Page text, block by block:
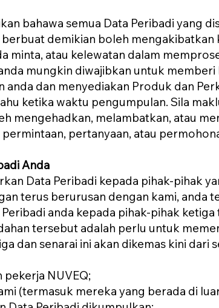
bahawa semua Data Peribadi yang
demikian boleh
minta, atau kelewatan dalam
mungkin diwajibkan untuk
anda dan menyediakan Produk dan
ketika waktu pengumpulan. Sila
mengehadkan, melambatkan, atau
pertanyaan, atau
Anda
Data Peribadi kepada pihak-pihak
terus berurusan dengan kami,
anda kepada pihak-pihak
tersebut adalah perlu untuk
dan senarai ini akan dikemas kini dari
pekerja NUVEQ;
(termasuk mereka yang berada di